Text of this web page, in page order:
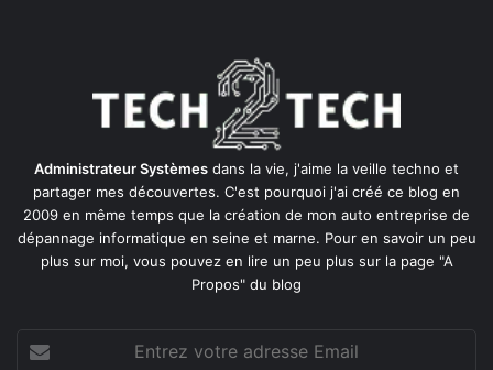
Administrateur Systèmes dans la vie, j'aime la veille techno et
partager mes découvertes. C'est pourquoi j'ai créé ce blog en
2009 en même temps que la création de mon auto entreprise de
dépannage informatique en seine et marne. Pour en savoir un peu
plus sur moi, vous pouvez en lire un peu plus sur la page "A
Propos" du blog
votre